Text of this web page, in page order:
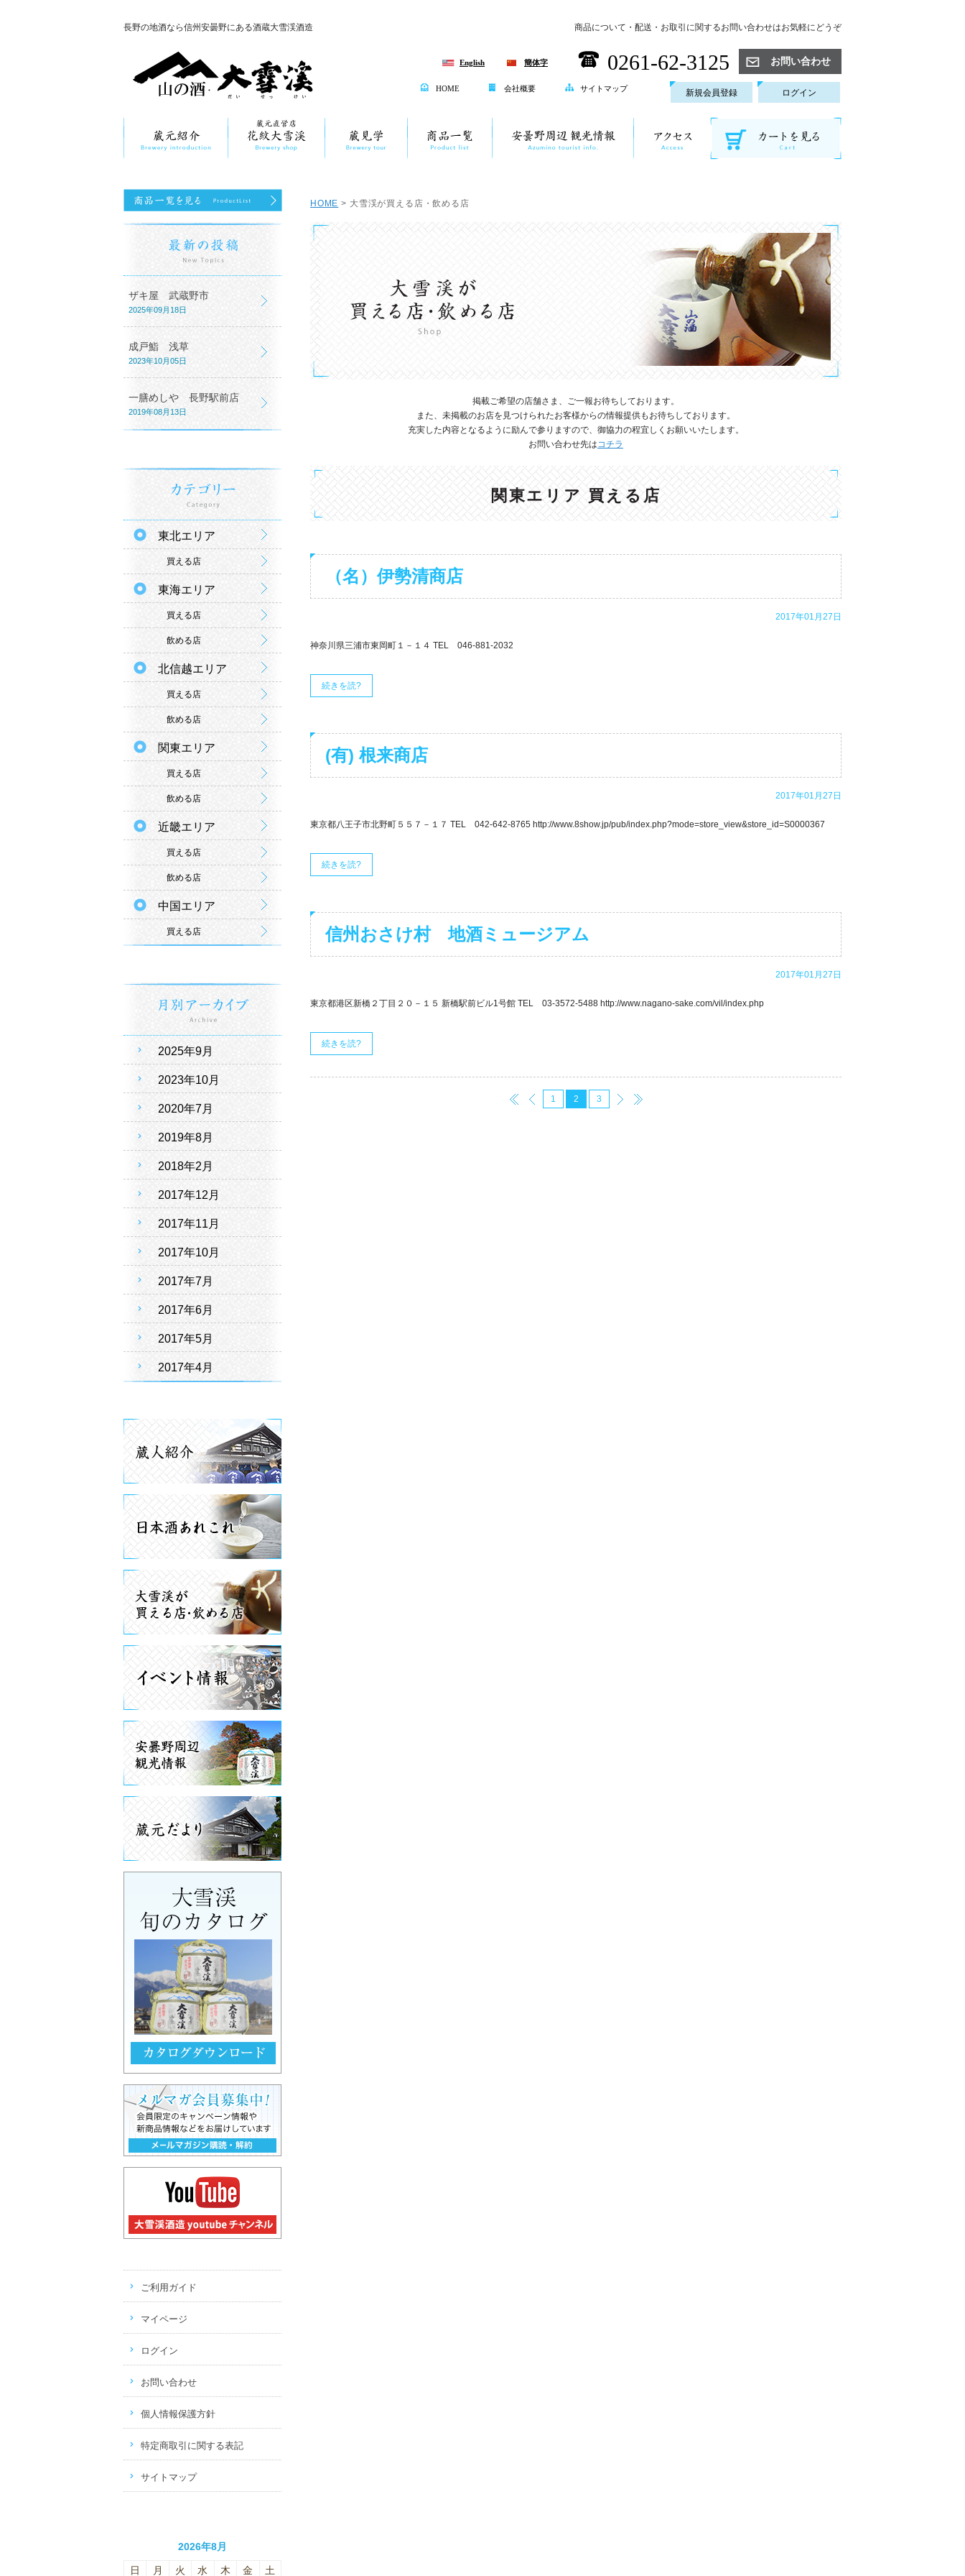
長野の地酒なら信州安曇野にある酒蔵大雪渓酒造 商品について・配送・お取引に関するお問い合わせはお気軽にどうぞ
English 簡体字 0261-62-3125 お問い合わせ
HOME 会社概要 サイトマップ 新規会員登録 ログイン
HOME > 大雪渓が買える店・飲める店
掲載ご希望の店舗さま、ご一報お待ちしております。
また、未掲載のお店を見つけられたお客様からの情報提供もお待ちしております。
充実した内容となるように励んで参りますので、御協力の程宜しくお願いいたします。
お問い合わせ先はコチラ
関東エリア 買える店
（名）伊勢清商店
2017年01月27日
神奈川県三浦市東岡町１－１４ TEL 046-881-2032
続きを読?
(有) 根来商店
2017年01月27日
東京都八王子市北野町５５７－１７ TEL 042-642-8765 http://www.8show.jp/pub/index.php?mode=store_view&store_id=S0000367
続きを読?
信州おさけ村 地酒ミュージアム
2017年01月27日
東京都港区新橋２丁目２０－１５ 新橋駅前ビル1号館 TEL 03-3572-5488 http://www.nagano-sake.com/vil/index.php
続きを読?
1 2 3
ザキ屋 武蔵野市
2025年09月18日
成戸鮨 浅草
2023年10月05日
一膳めしや 長野駅前店
2019年08月13日
東北エリア
買える店
東海エリア
買える店
飲める店
北信越エリア
買える店
飲める店
関東エリア
買える店
飲める店
近畿エリア
買える店
飲める店
中国エリア
買える店
2025年9月
2023年10月
2020年7月
2019年8月
2018年2月
2017年12月
2017年11月
2017年10月
2017年7月
2017年6月
2017年5月
2017年4月
ご利用ガイド
マイページ
ログイン
お問い合わせ
個人情報保護方針
特定商取引に関する表記
サイトマップ
2026年8月
日 月 火 水 木 金 土